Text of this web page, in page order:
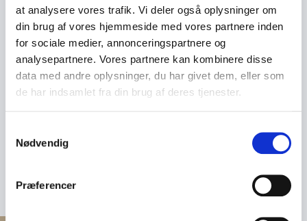
at analysere vores trafik. Vi deler også oplysninger om
din brug af vores hjemmeside med vores partnere inden
for sociale medier, annonceringspartnere og
analysepartnere. Vores partnere kan kombinere disse
data med andre oplysninger, du har givet dem, eller som
de har indsamlet fra din brug af deres tjenester.
Nødvendig
Præferencer
foreninger, virksomheder og uddannelsesinstitutioner,
hvor ønsket er at give deltagerne en oplevelse, der
både rører og inspirerer.
Når du booker et foredrag med Marie Holm Laursen,
får du en stemme, der tør være ærlig om livets svære
sider, men som samtidig insisterer på, at vi skal have
grin, refleksion og måske en tåre – men som altid
efterlader publikum med ny energi og inspiration til